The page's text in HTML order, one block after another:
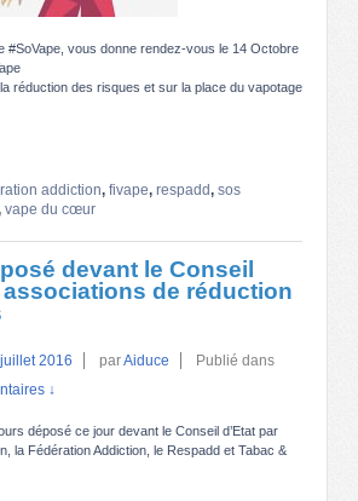
#SoVape, vous donne rendez-vous le 14 Octobre
réduction des risques et sur la place du vapotage
addiction, fivape, respadd, sos
vape du cœur
devant le Conseil
associations de réduction
2016 parAiduce
Publié dans
↓
déposé ce jour devant le Conseil d’Etat par
la Fédération Addiction, le Respadd et Tabac &